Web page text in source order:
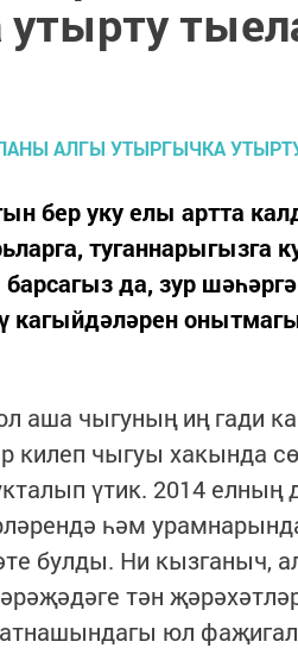
бер уку елы артта
туганнарыгызга
да, зур
кагыйдәләрен
аша чыгуның иң гади
килеп чыгуы хакында
үтик. 2014 елның
һәм
булды. Ни кызганыч,
тән
юл